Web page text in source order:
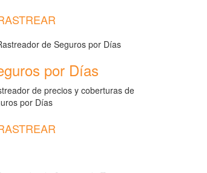
por Días
de precios y coberturas de
por Días